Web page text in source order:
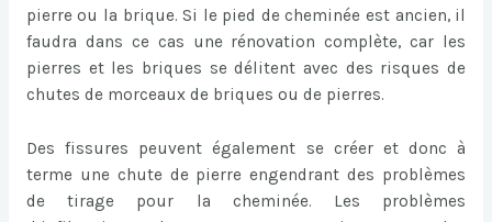
pierre ou la brique. Si le pied de cheminée est ancien, il
faudra dans ce cas une rénovation complète, car les
pierres et les briques se délitent avec des risques de
chutes de morceaux de briques ou de pierres.
Des fissures peuvent également se créer et donc à
terme une chute de pierre engendrant des problèmes
de tirage pour la cheminée. Les problèmes